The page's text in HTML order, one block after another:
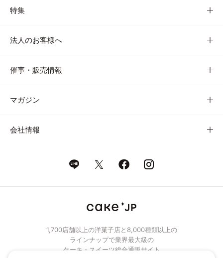
特集
法人のお客様へ
催事・販売情報
マガジン
会社情報
1,700店舗以上の洋菓子店と8,000種類以上の
ラインナップで業界最大級の
ケーキ・スイーツ総合通販サイト